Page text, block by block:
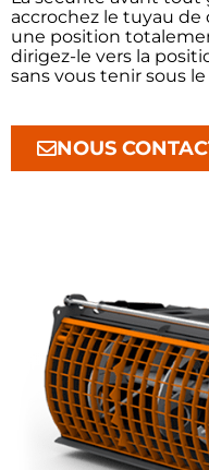
accrochez le tuyau
une position
dirigez-le vers la
sans vous tenir sous
NOUS